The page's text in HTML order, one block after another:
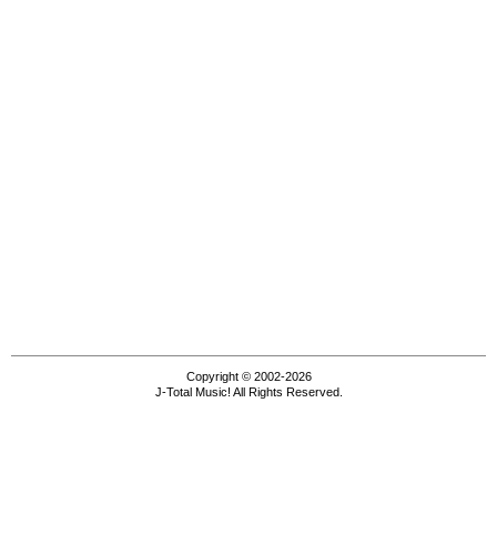
Copyright © 2002-2026
J-Total Music! All Rights Reserved.